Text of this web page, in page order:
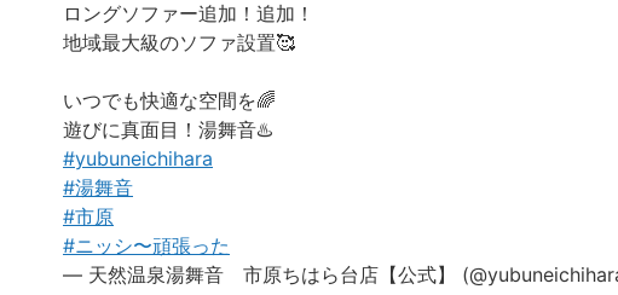
ロングソファー追加！追加！
地域最大級のソファ設置🥰
いつでも快適な空間を🌈
遊びに真面目！湯舞音♨️
#yubuneichihara
#湯舞音
#市原
#ニッシ〜頑張った
— 天然温泉湯舞音 市原ちはら台店【公式】